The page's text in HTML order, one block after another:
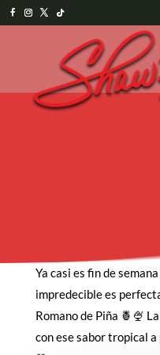
Ya casi es fin de
impredecible es
Romano de Piña 🍍🍨
con ese sabor tropical